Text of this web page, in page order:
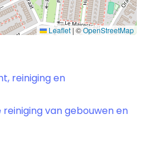
Leaflet | ©OpenStreetMap
reiniging en
van gebouwen en